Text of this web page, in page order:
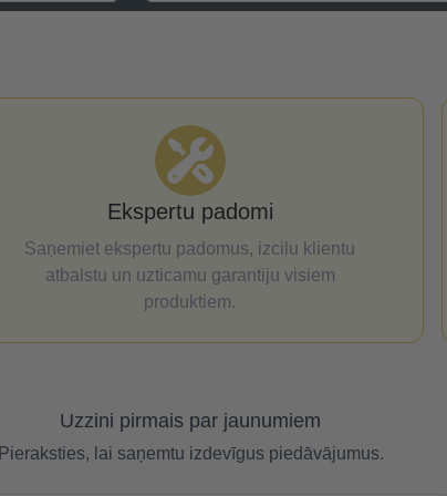
Ekspertu padomi
Saņemiet ekspertu padomus, izcilu klientu
atbalstu un uzticamu garantiju visiem
produktiem.
Uzzini pirmais par jaunumiem
Pieraksties, lai saņemtu izdevīgus piedāvājumus.